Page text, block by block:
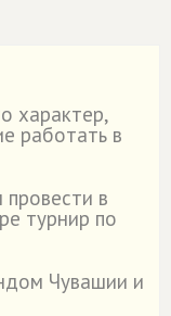
характер,
работать в
в
турнир по
Чувашии и